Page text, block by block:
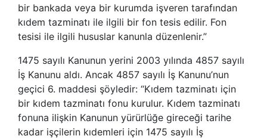
bir bankada veya bir kurumda işveren tarafından
kıdem tazminatı ile ilgili bir fon tesis edilir. Fon
tesisi ile ilgili hususlar kanunla düzenlenir.”
1475 sayılı Kanunun yerini 2003 yılında 4857 sayılı
İş Kanunu aldı. Ancak 4857 sayılı İş Kanunu’nun
geçici 6. maddesi şöyledir: “Kıdem tazminatı için
bir kıdem tazminatı fonu kurulur. Kıdem tazminatı
fonuna ilişkin Kanunun yürürlüğe gireceği tarihe
kadar işçilerin kıdemleri için 1475 sayılı İş